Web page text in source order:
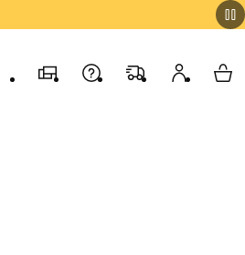
MagasinsContactez-nous
FAQ Mon My